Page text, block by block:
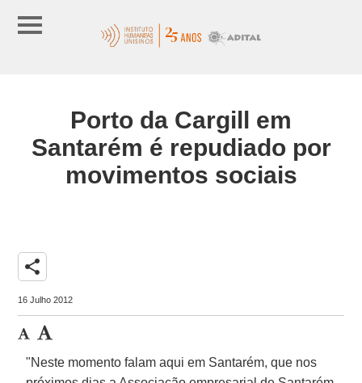
Porto da Cargill em
Santarém é repudiado por
movimentos sociais
share
16 Julho 2012
"Neste momento falam aqui em Santarém, que nos